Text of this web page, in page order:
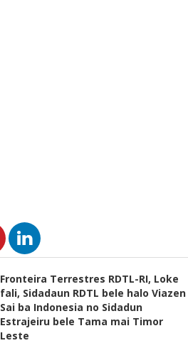
Fronteira Terrestres RDTL-RI, Loke
fali, Sidadaun RDTL bele halo Viazen
Sai ba Indonesia no Sidadun
Estrajeiru bele Tama mai Timor
Leste